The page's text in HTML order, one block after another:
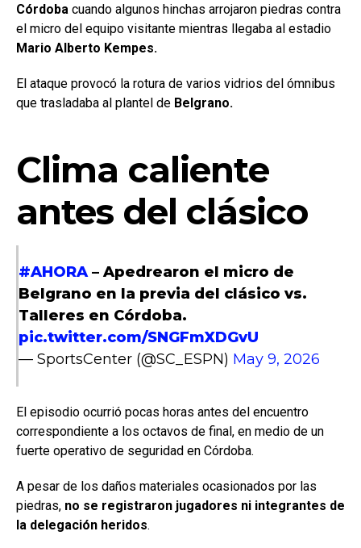
Córdoba cuando algunos hinchas arrojaron piedras contra
el micro del equipo visitante mientras llegaba al estadio
Mario Alberto Kempes.
El ataque provocó la rotura de varios vidrios del ómnibus
que trasladaba al plantel de Belgrano.
Clima caliente
antes del clásico
#AHORA– Apedrearon el micro de
Belgrano en la previa del clásico vs.
Talleres en Córdoba.
pic.twitter.com/SNGFmXDGvU
— SportsCenter (@SC_ESPN) May 9, 2026
El episodio ocurrió pocas horas antes del encuentro
correspondiente a los octavos de final, en medio de un
fuerte operativo de seguridad en Córdoba.
A pesar de los daños materiales ocasionados por las
piedras, no se registraron jugadores ni integrantes de
la delegación heridos.